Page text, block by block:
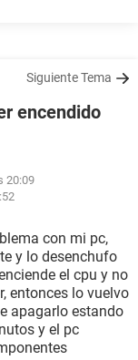
Siguiente Tema
encendido
20:09
con mi pc,
y lo desenchufo
el cpu y no
entonces lo vuelvo
apagarlo estando
y el pc